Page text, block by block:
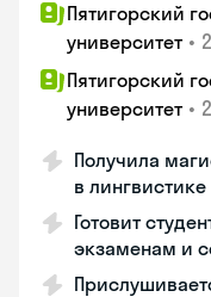
Пятигорский
университет •
Пятигорский
университет •
Получила
в лингвистике
Готовит
экзаменам и